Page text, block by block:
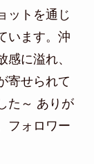
ットを通じ
います。沖
に溢れ、
寄せられて
た～ ありが
フォロワー